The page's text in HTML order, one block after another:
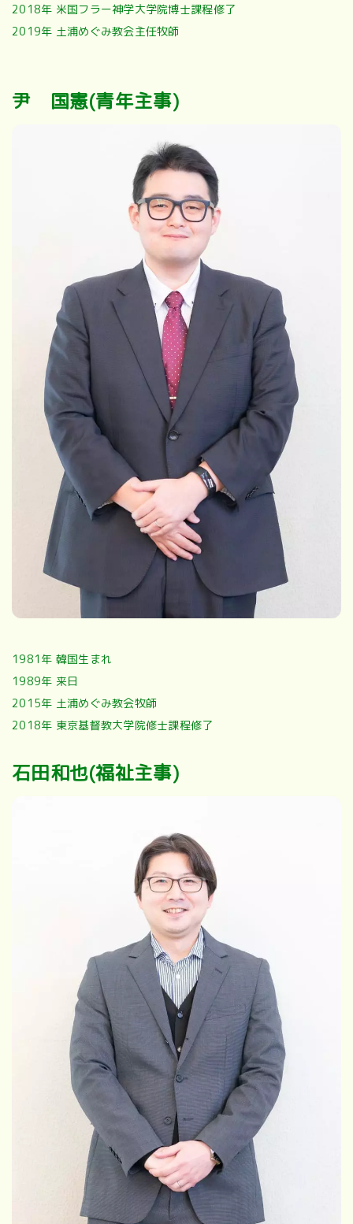
2018年 米国フラー神学大学院博士課程修了
2019年 土浦めぐみ教会主任牧師
尹 国憲(青年主事)
1981年 韓国生まれ
1989年 来日
2015年 土浦めぐみ教会牧師
2018年 東京基督教大学院修士課程修了
石田和也(福祉主事)